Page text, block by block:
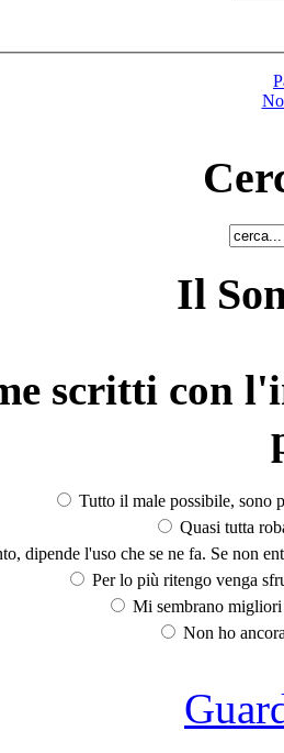
Il
scritti con
Tutto il male possibile, sono
Quasi tutta
dipende l'uso che se ne fa. Se non
Per lo più ritengo venga
Mi sembrano
Non ho